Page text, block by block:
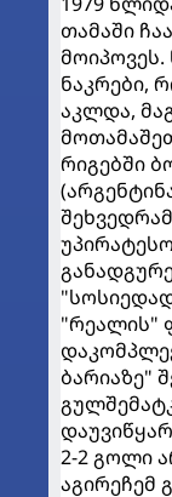
თამაში
ნაკრები,
აკლდა,
რიგებში
"რეალის"
ბარიაზე"
2-2 გოლი
აგირეჩემ